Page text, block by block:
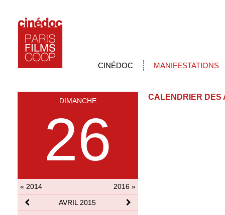
CINÉDOC MANIFESTATIONS
DIMANCHE
26
« 2014
2016 »
AVRIL 2015
CALENDRIER DES